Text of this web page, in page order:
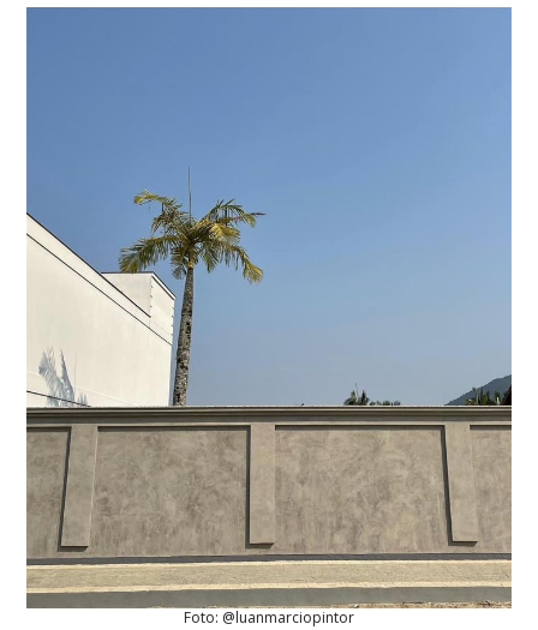
Foto: @luanmarciopintor